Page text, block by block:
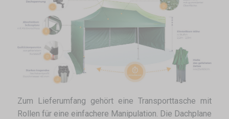
Zum Lieferumfang gehört eine Transporttasche mit
Rollen für eine einfachere Manipulation. Die Dachplane